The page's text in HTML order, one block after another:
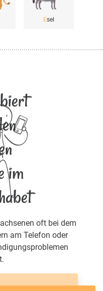
Esel
im
oft bei dem
am Telefon oder